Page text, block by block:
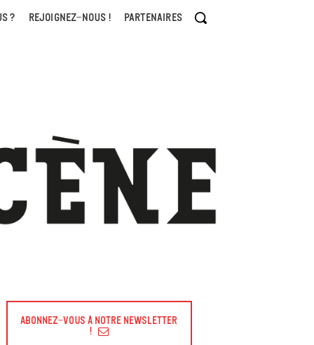
? REJOIGNEZ-NOUS ! PARTENAIRES
Abonnez-vous à Notre Newsletter
!